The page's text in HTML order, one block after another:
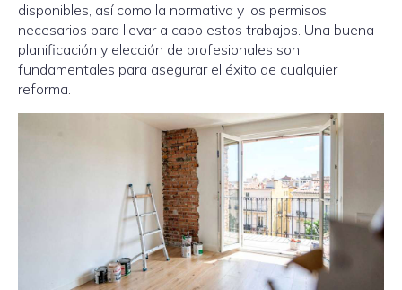
disponibles, así como la normativa y los permisos
necesarios para llevar a cabo estos trabajos. Una buena
planificación y elección de profesionales son
fundamentales para asegurar el éxito de cualquier
reforma.